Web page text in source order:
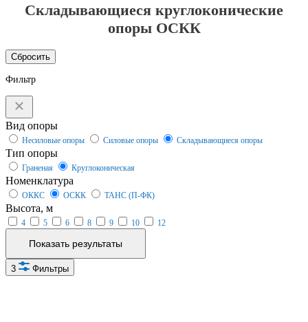
Складывающиеся круглоконические
опоры ОСКК
Сбросить
Фильтр
Вид опоры
Несиловые опоры Силовые опоры Складывающиеся опоры
Тип опоры
Граненая Круглоконическая
Номенклатура
ОККС ОСКК ТАНС (П-ФК)
Высота, м
4 5 6 8 9 10 12
Показать результаты
3 Фильтры